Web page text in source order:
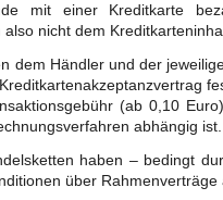
mit einer Kreditkarte
nicht dem
dem Händler und der
(ab 0,10
abhängig ist.
haben – bedingt
über Rahmenverträge